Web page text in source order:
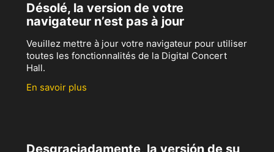
Désolé, la version de votre
navigateur n’est pas à jour
Veuillez mettre à jour votre navigateur pour utiliser
toutes les fonctionnalités de la Digital Concert
Hall.
En savoir plus
Desgraciadamente, la versión de su